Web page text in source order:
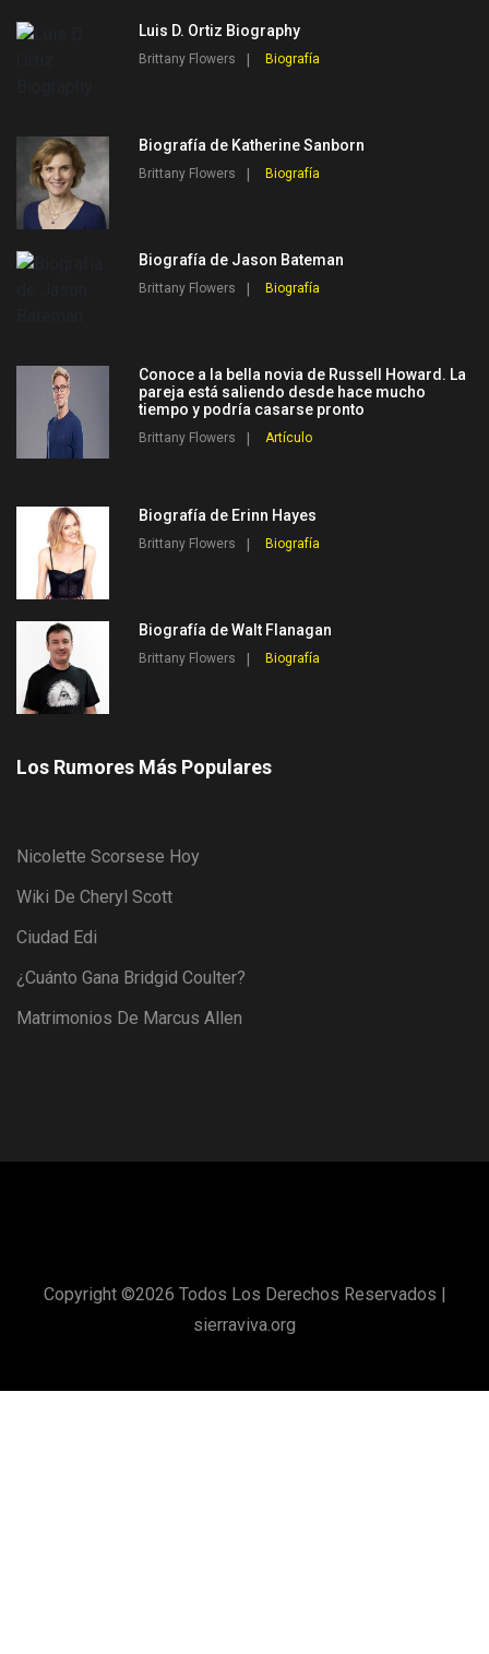
Luis D. Ortiz Biography
Brittany Flowers Biografía
Biografía de Katherine Sanborn
Brittany Flowers Biografía
Biografía de Jason Bateman
Brittany Flowers Biografía
Conoce a la bella novia de Russell Howard. La
pareja está saliendo desde hace mucho
tiempo y podría casarse pronto
Brittany Flowers Artículo
Biografía de Erinn Hayes
Brittany Flowers Biografía
Biografía de Walt Flanagan
Brittany Flowers Biografía
Los Rumores Más Populares
Nicolette Scorsese Hoy
Wiki De Cheryl Scott
Ciudad Edi
¿Cuánto Gana Bridgid Coulter?
Matrimonios De Marcus Allen
Copyright ©2026 Todos Los Derechos Reservados |
sierraviva.org